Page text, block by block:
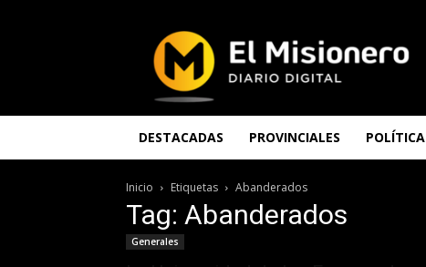
Misionero
DESTACADAS PROVINCIALES POLÍTICA
Inicio Etiquetas Abanderados
Tag: Abanderados
Generales